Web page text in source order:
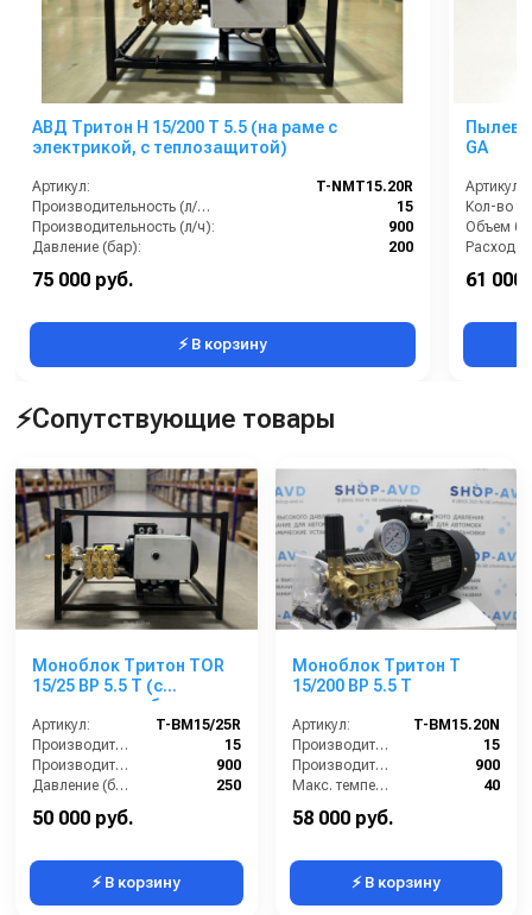
АВД Тритон H 15/200 T 5.5 (на раме с
электрикой, с теплозащитой)
Артикул:
T-NMT15.20R
Производительность (л/мин):
15
Производительность (л/ч):
900
Давление (бар):
200
Напряжение (В):
Страна-производитель:
75 000 руб.
⚡ В корзину
GA
Артикул:
Кол-во
Объем
Расход
61 000
⚡Сопутствующие товары
Моноблок Тритон TOR
15/25 ВР 5.5 T (с
манометром, без
электрики)
Артикул:
T-BM15/25R
Производительность (л/мин):
15
Производительность (л/ч):
900
Давление (бар):
250
Напряжение (В):
50 000 руб.
⚡ В корзину
Моноблок Тритон T
15/200 BP 5.5 T
Артикул:
T-BM15.20N
Производительность (л/мин):
15
Производительность (л/ч):
900
Макс. температура воды на входе (°C):
40
Обороты двигателя (об/мин):
58 000 руб.
⚡ В корзину